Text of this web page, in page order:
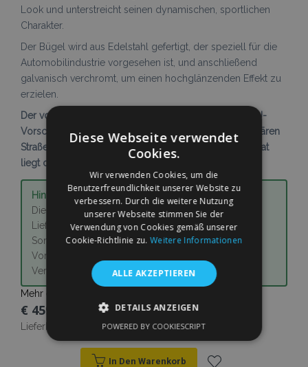
Look und unterstreicht seinen dynamischen, sportlichen
Charakter.
Der Bügel wird aus Edelstahl gefertigt, der speziell für die
Automobilindustrie vorgesehen ist, und anschließend
galvanisch verchromt, um einen hochglänzenden Effekt zu
erzielen.
Der vordere Schutzbügel ist gemäß den geltenden EU-
Vorschriften homologiert und für den Einsatz im regulären
Straßenverkehr vorgesehen. Ein Homologationszertifikat
liegt dem Produkt bei.
Hinweis:
Dieser Artikel wird auf Bestellung gefertigt, die
Lieferzeit beträgt ca. 30 Tage. Aufgrund der
Sonderanfertigung ist bei diesem Produkt eine
Vorauszahlung erforderlich. Vielen Dank für Ihr
Verständnis.
Mehr erfahren
€ 459,00
Lieferbarkeit: Auf Lager
In Den Warenkorb
Diese Webseite verwendet
Cookies.
Wir verwenden Cookies, um die
Benutzerfreundlichkeit unserer Website zu
verbessern. Durch die weitere Nutzung
unserer Webseite stimmen Sie der
Verwendung von Cookies gemäß unserer
Cookie-Richtlinie zu.Weitere Informationen
ALLE AKZEPTIEREN
DETAILS ANZEIGEN
PERFORMANCE TARGETING
POWERED BY COOKIESCRIPT